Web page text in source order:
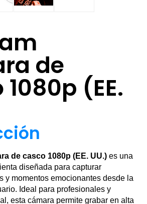
de
(EE.
de casco 1080p (EE. UU.) es una
diseñada para capturar
y momentos emocionantes desde la
Ideal para profesionales y
esta cámara permite grabar en alta